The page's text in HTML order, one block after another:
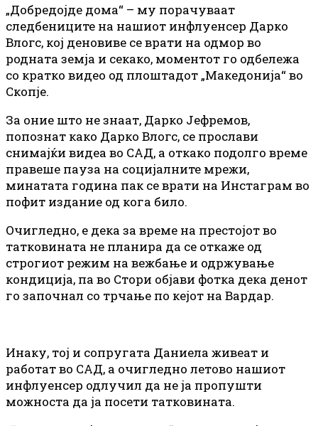
„Добредојде дома“ – му порачуваат
следбениците на нашиот инфлуенсер Дарко
Влогс, кој деновиве се врати на одмор во
родната земја и секако, моментот го одбележа
со кратко видео од плоштадот „Македонија“ во
Скопје.
За оние што не знаат, Дарко Јефремов,
попознат како Дарко Влогс, се прослави
снимајќи видеа во САД, а откако подолго време
правеше пауза на социјалните мрежи,
минатата година пак се врати на Инстаграм во
пофит издание од кога било.
Очигледно, е дека за време на престојот во
татковината не планира да се откаже од
строгиот режим на вежбање и одржување
кондиција, па во Стори објави фотка дека денот
го започнал со трчање по кејот на Вардар.
Инаку, тој и сопругата Даниела живеат и
работат во САД, а очигледно летово нашиот
инфлуенсер одлучил да не ја пропушти
можноста да ја посети татковината.